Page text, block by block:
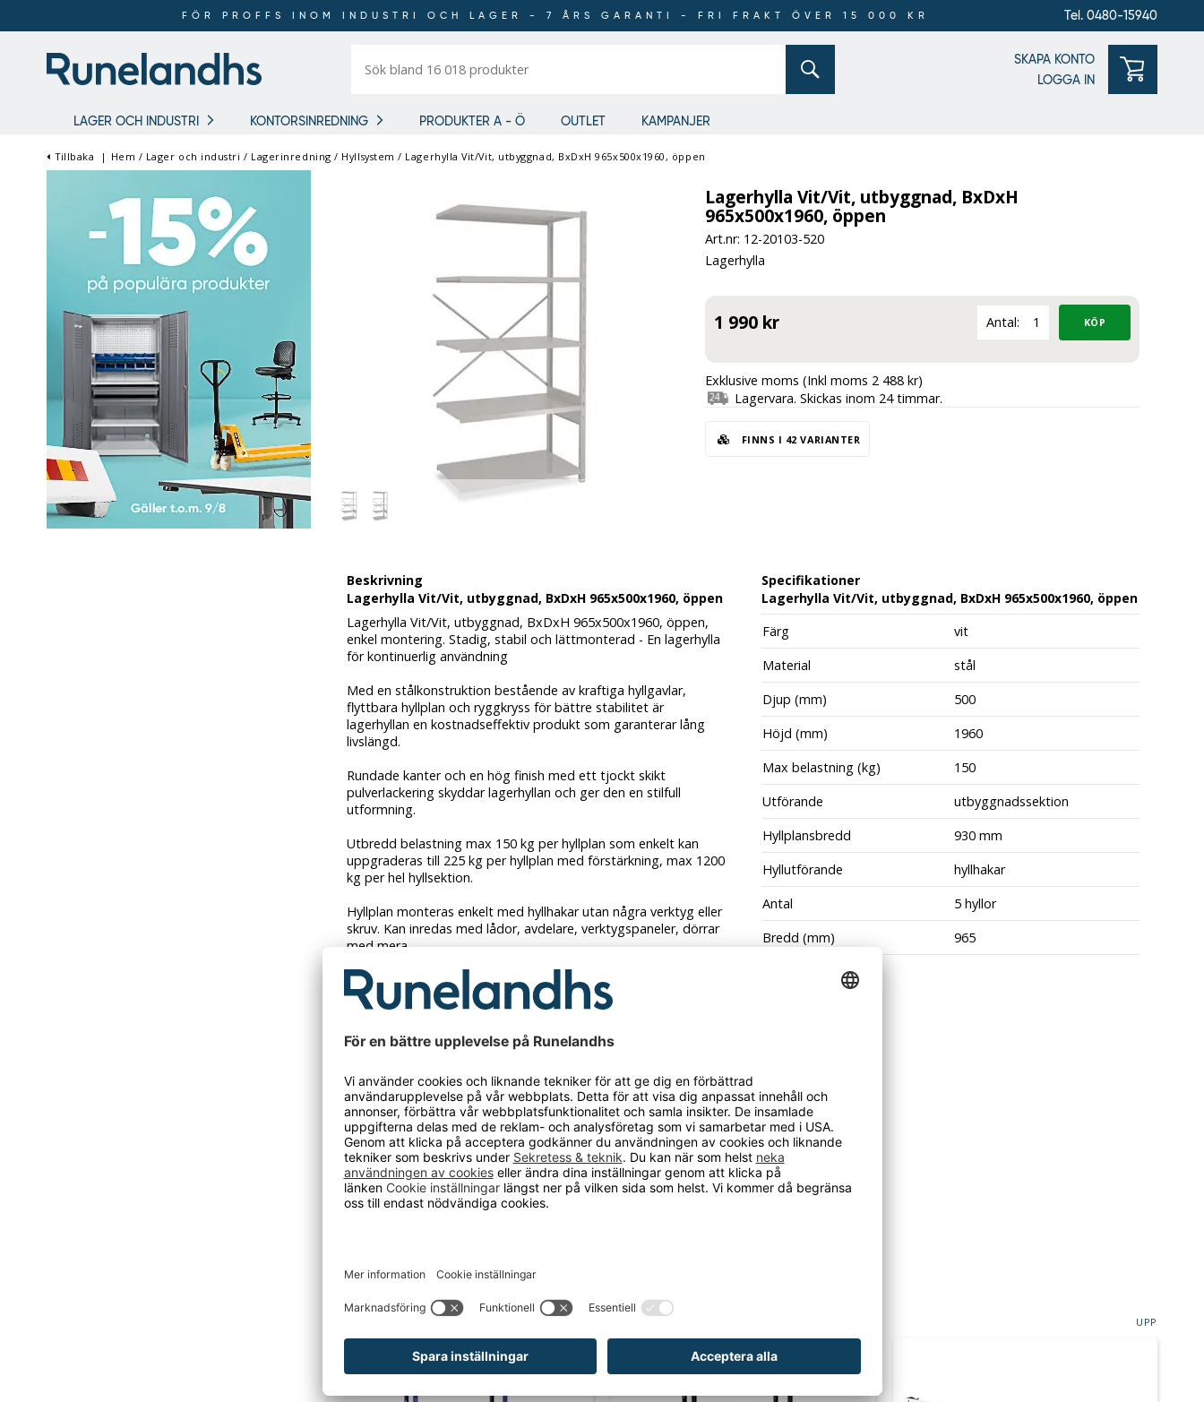
FÖR PROFFS INOM INDUSTRI OCH LAGER - 7 ÅRS GARANTI - FRI FRAKT ÖVER 15 000 KR Tel. 0480-15940
bland
SKAPA KONTO
LOGGA IN
LAGER OCH INDUSTRI KONTORSINREDNING PRODUKTER A - Ö OUTLET KAMPANJER
FÖR PROFFS INOM
INDUSTRI OCH LAGER
Tillbaka | Hem / Lager och industri / Lagerinredning / Hyllsystem / Lagerhylla Vit/Vit, utbyggnad, BxDxH 965x500x1960, öppen
Lagerhylla Vit/Vit, utbyggnad, BxDxH
965x500x1960, öppen
Art.nr: 12-20103-520
Lagerhylla
1 990 kr Antal:
Exklusive moms (Inkl moms 2 488 kr)
Lagervara. Skickas inom 24 timmar.
FINNS I 42 VARIANTER
Beskrivning
Lagerhylla Vit/Vit, utbyggnad, BxDxH 965x500x1960, öppen
Lagerhylla Vit/Vit, utbyggnad, BxDxH 965x500x1960, öppen,
enkel montering. Stadig, stabil och lättmonterad - En lagerhylla
för kontinuerlig användning
Med en stålkonstruktion bestående av kraftiga hyllgavlar,
flyttbara hyllplan och ryggkryss för bättre stabilitet är
lagerhyllan en kostnadseffektiv produkt som garanterar lång
livslängd.
Rundade kanter och en hög finish med ett tjockt skikt
pulverlackering skyddar lagerhyllan och ger den en stilfull
utformning.
Utbredd belastning max 150 kg per hyllplan som enkelt kan
uppgraderas till 225 kg per hyllplan med förstärkning, max 1200
kg per hel hyllsektion.
Hyllplan monteras enkelt med hyllhakar utan några verktyg eller
skruv. Kan inredas med lådor, avdelare, verktygspaneler, dörrar
med mera.
Hyllan ska förankras i vägg eller golv för att vara säker.
Golvskoning ingår som standard.
Du komponerar hyllan med utgångspunkt från ditt
förvaringsbehov och lokalutseende, med utbyggnadssektioner
Grundsektionen kan kombineras med passande
påbyggnadssektioner, extra hyllplan och andra tillbehör för att
skapa ett hyllsystem som passar dina behov. En genomtänkt
förvaringslösning där funktion, kvalitet och tidsbesparande
montering är prioriterade.
Lagerhyllan är lämplig för användning vid alla typer av
Tidigare hade den art.nr. 644AEJ100
Specifikationer
Lagerhylla Vit/Vit, utbyggnad, BxDxH 965x500x1960, öppen
Färg
vit
Material
stål
Djup (mm)
500
Höjd (mm)
1960
Max belastning (kg)
150
Utförande
utbyggnadssektion
Hyllplansbredd
930 mm
Hyllutförande
hyllhakar
Antal
5 hyllor
Bredd (mm)
965
UPP